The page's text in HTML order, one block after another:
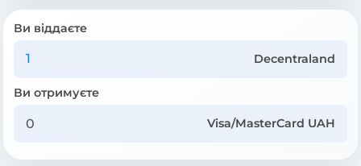
Ви віддаєте
Decentraland
Ви отримуєте
Visa/MasterCard UAH